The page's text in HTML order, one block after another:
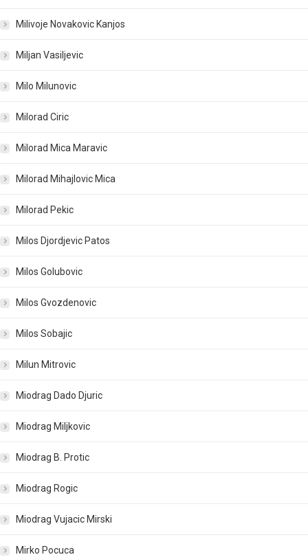
Milivoje Novakovic Kanjos
Miljan Vasiljevic
Milo Milunovic
Milorad Ciric
Milorad Mica Maravic
Milorad Mihajlovic Mica
Milorad Pekic
Milos Djordjevic Patos
Milos Golubovic
Milos Gvozdenovic
Milos Sobajic
Milun Mitrovic
Miodrag Dado Djuric
Miodrag Miljkovic
Miodrag B. Protic
Miodrag Rogic
Miodrag Vujacic Mirski
Mirko Pocuca